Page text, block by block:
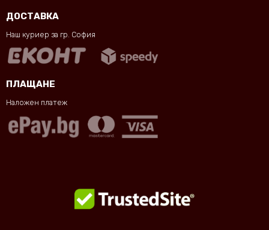
ДОСТАВКА
Наш куриер за гр. София
ПЛАЩАНЕ
Наложен платеж